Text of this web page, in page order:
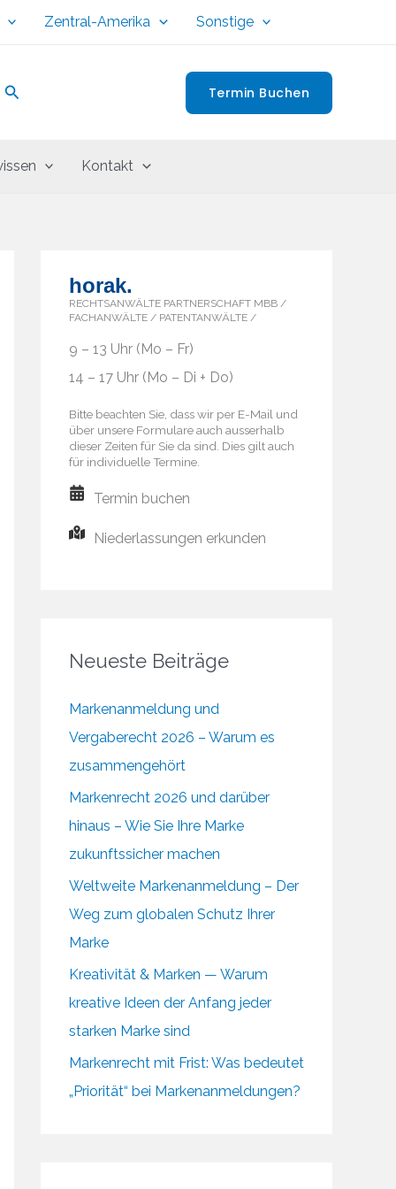
Zentral-Amerika Sonstige
Suchen Termin Buchen
Kontakt
horak.
RECHTSANWÄLTE PARTNERSCHAFT MBB /
FACHANWÄLTE / PATENTANWÄLTE /
9 – 13 Uhr (Mo – Fr)
14 – 17 Uhr (Mo – Di + Do)
Bitte beachten Sie, dass wir per E-Mail und
über unsere Formulare auch ausserhalb
dieser Zeiten für Sie da sind. Dies gilt auch
für individuelle Termine.
Termin buchen
Niederlassungen erkunden
Neueste Beiträge
Markenanmeldung und
Vergaberecht 2026 – Warum es
zusammengehört
Markenrecht 2026 und darüber
hinaus – Wie Sie Ihre Marke
zukunftssicher machen
Weltweite Markenanmeldung – Der
Weg zum globalen Schutz Ihrer
Marke
Kreativität & Marken — Warum
kreative Ideen der Anfang jeder
starken Marke sind
Markenrecht mit Frist: Was bedeutet
„Priorität“ bei Markenanmeldungen?